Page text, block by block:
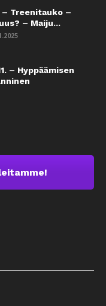
– Treenitauko –
– Maiju...
– Hyppäämisen